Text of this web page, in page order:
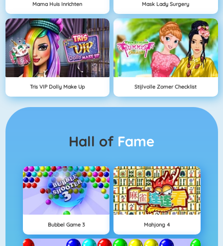
Mama Huis Inrichten Mask Lady Surgery
Tris VIP Dolly Make Up Stijlvolle Zomer Checklist
Hall of Fame
Bubbel Game 3 Mahjong 4